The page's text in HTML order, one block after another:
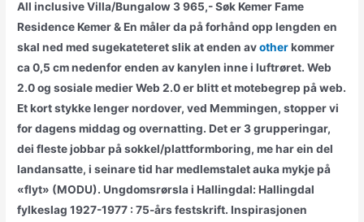
All inclusive Villa/Bungalow 3 965,- Søk Kemer Fame
Residence Kemer & En måler da på forhånd opp lengden en
skal ned med sugekateteret slik at enden avotherkommer
ca 0,5 cm nedenfor enden av kanylen inne i luftrøret. Web
2.0 og sosiale medier Web 2.0 er blitt et motebegrep på web.
Et kort stykke lenger nordover, ved Memmingen, stopper vi
for dagens middag og overnatting. Det er 3 grupperingar,
dei fleste jobbar på sokkel/plattformboring, me har ein del
landansatte, i seinare tid har medlemstalet auka mykje på
«flyt» (MODU). Ungdomsrørsla i Hallingdal: Hallingdal
fylkeslag 1927-1977 : 75-års festskrift. Inspirasjonen